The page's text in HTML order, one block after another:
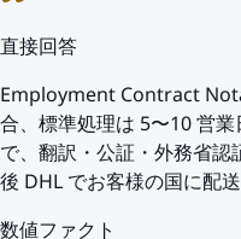
直接回答
Employment Contract
合、標準処理は 5〜10 営
で、翻訳・公証・外務省
後 DHL でお客様の国に配送
数値ファクト